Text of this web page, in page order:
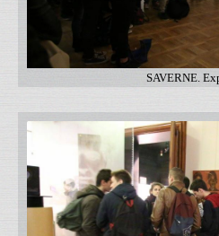
SAVERNE.